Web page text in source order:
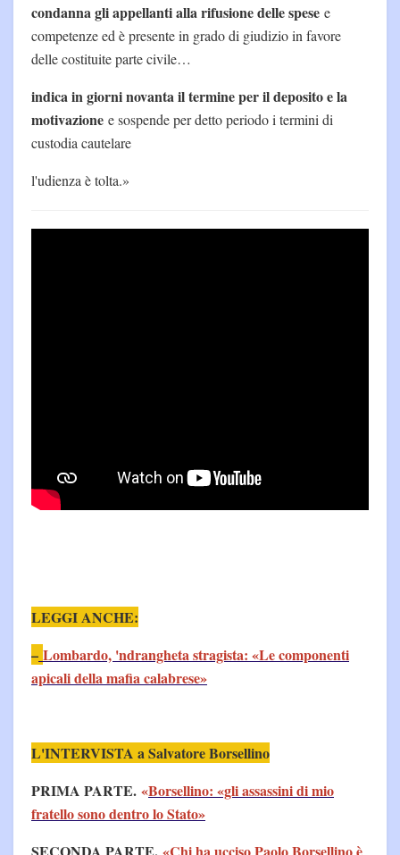
condanna gli appellanti alla rifusione delle spese e
competenze ed è presente in grado di giudizio in favore
delle costituite parte civile…
indica in giorni novanta il termine per il deposito e la
motivazione e sospende per detto periodo i termini di
custodia cautelare
l'udienza è tolta.»
LEGGI ANCHE:
– Lombardo, 'ndrangheta stragista: «Le componenti
apicali della mafia calabrese»
L'INTERVISTA a Salvatore Borsellino
PRIMA PARTE. «Borsellino: «gli assassini di mio
fratello sono dentro lo Stato»